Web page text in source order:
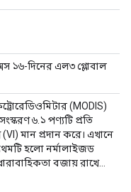
১৬-দিনের এল৩ গ্লোবাল
(MODIS)
৬.১ পণ্যটি প্রতি
মান প্রদান করে। এখানে
হলো নর্মালাইজড
বজায় রাখে…